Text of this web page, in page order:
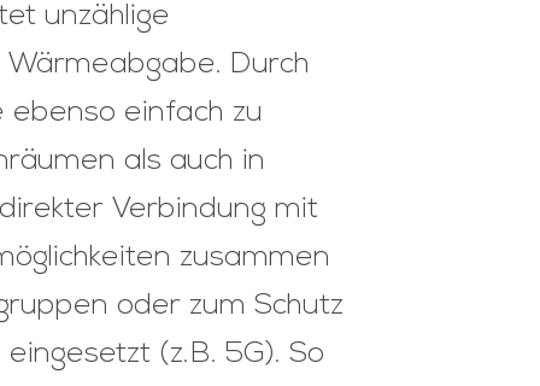
unzählige
Durch
ebenso einfach zu
als auch in
Verbindung mit
zusammen
oder zum Schutz
(z.B. 5G). So